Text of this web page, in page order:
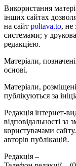
Використання
інших сайтах
на сайт poltava.to, не
системами; у
редакцією.
Матеріали,
основі.
Матеріали,
публікуються за
Редакція інтернет-
відповідальності за
користувачами
авторів публікацій.
Редакція –